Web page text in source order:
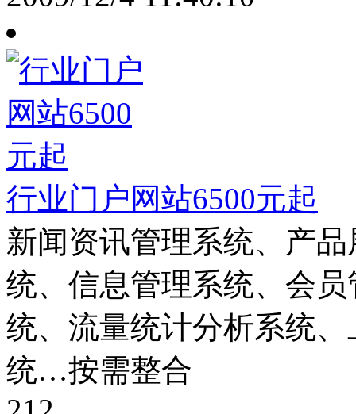
行业门户网站6500元起
新闻资讯管理系统、产
统、信息管理系统、会
统、流量统计分析系统
统…按需整合